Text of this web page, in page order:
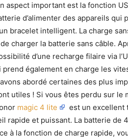
aspect important est la fonction
d’alimenter des appareils qui
bracelet intelligent. La charge
charger la batterie sans câble.
d’une recharge filaire via
également en charge les
abordé certaines des plus
utiles ! Si vous êtes perdu sur le
magic 4 lite
est un excellent
rapide et puissant. La batterie de
à la fonction de charge rapide,